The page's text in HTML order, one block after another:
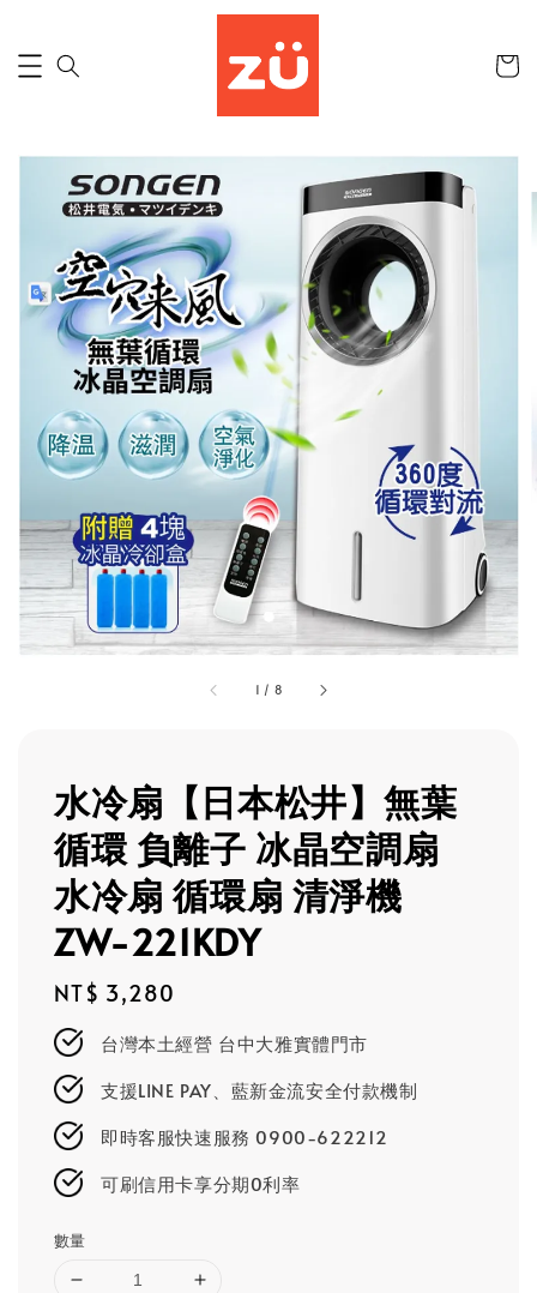
1 / 8
水冷扇【日本松井】無葉
循環 負離子 冰晶空調扇
水冷扇 循環扇 清淨機
ZW-221KDY
Regular
price
NT$ 3,280
台灣本土經營 台中大雅實體門市
支援LINE PAY、藍新金流安全付款機制
即時客服快速服務 0900-622212
可刷信用卡享分期0利率
數量